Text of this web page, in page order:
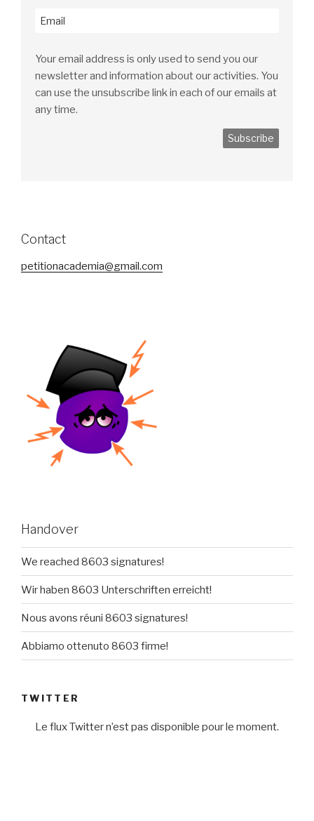
Your email address is only used to send you our
newsletter and information about our activities. You
can use the unsubscribe link in each of our emails at
any time.
Contact
petitionacademia@gmail.com
Handover
We reached 8603 signatures!
Wir haben 8603 Unterschriften erreicht!
Nous avons réuni 8603 signatures!
Abbiamo ottenuto 8603 firme!
TWITTER
Le flux Twitter n’est pas disponible pour le moment.